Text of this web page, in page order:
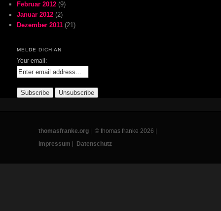
Februar 2012 (9)
Januar 2012 (2)
Dezember 2011 (21)
MELDE DICH AN
Your email:
thomasfranke.org | © thomas franke 2026 |
Impressum
Datenschutz